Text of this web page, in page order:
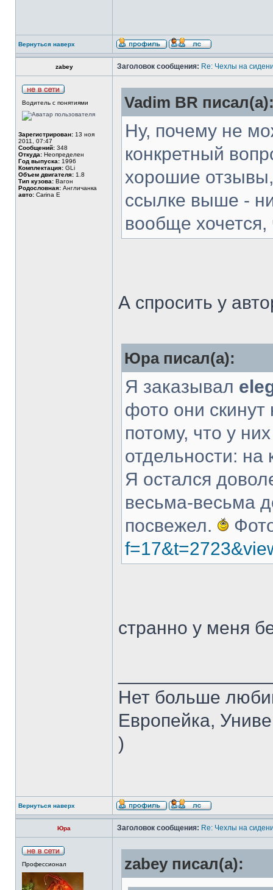
Вернуться наверх
zabey Заголовок сообщения: Re: Чехлы на
Водитель с понятиями
Зарегистрирован: 13 ноя
2011, 07:47
Сообщений: 348
Откуда: Неопределен
Год выпуска: 1996
Комплектация: GLi
Объем двигателя: 1.8
Тип кузова: Вагон
Родословная: Англичанка
авто: Carina E
Vadim BR
Ну, почему не
конкретный
хорошие
ссылке выше -
вообще
А спросить у
Юра писал(а):
Я заказывал
фото они
потому, что у
отдельности: на
Я остался
весьма-весьма
посвежел.
странно у меня
Нет больше
Европейка,
)
Вернуться наверх
Юра Заголовок сообщения: Re: Чехлы на
Профессионал zabey писал(а):